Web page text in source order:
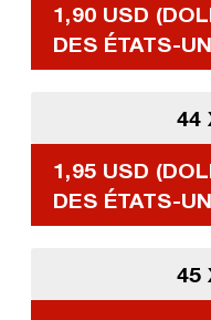
1,90 USD
DES ÉTATS-
44
1,95 USD
DES ÉTATS-
45